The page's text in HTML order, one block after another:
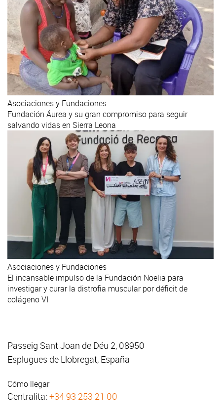
Asociaciones y Fundaciones
Fundación Áurea y su gran compromiso para seguir
salvando vidas en Sierra Leona
Asociaciones y Fundaciones
El incansable impulso de la Fundación Noelia para
investigar y curar la distrofia muscular por déficit de
colágeno VI
Passeig Sant Joan de Déu 2, 08950
Esplugues de Llobregat, España
Cómo llegar
Centralita: +34 93 253 21 00